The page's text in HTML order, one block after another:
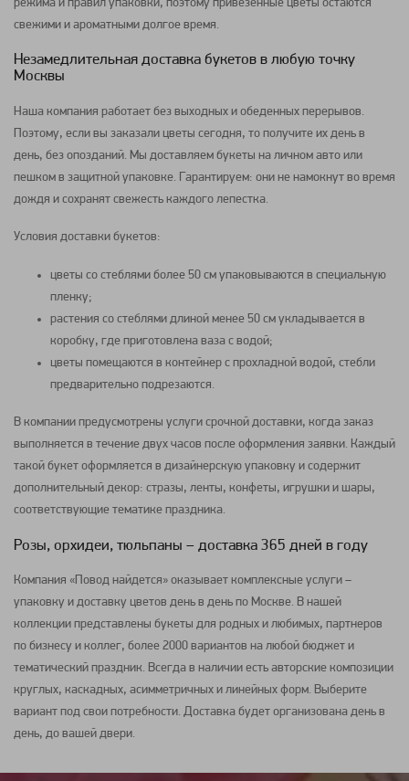
режима и правил упаковки, поэтому привезенные цветы остаются
свежими и ароматными долгое время.
Незамедлительная доставка букетов в любую точку
Москвы
Наша компания работает без выходных и обеденных перерывов.
Поэтому, если вы заказали цветы сегодня, то получите их день в
день, без опозданий. Мы доставляем букеты на личном авто или
пешком в защитной упаковке. Гарантируем: они не намокнут во время
дождя и сохранят свежесть каждого лепестка.
Условия доставки букетов:
цветы со стеблями более 50 см упаковываются в специальную
пленку;
растения со стеблями длиной менее 50 см укладывается в
коробку, где приготовлена ваза с водой;
цветы помещаются в контейнер с прохладной водой, стебли
предварительно подрезаются.
В компании предусмотрены услуги срочной доставки, когда заказ
выполняется в течение двух часов после оформления заявки. Каждый
такой букет оформляется в дизайнерскую упаковку и содержит
дополнительный декор: стразы, ленты, конфеты, игрушки и шары,
соответствующие тематике праздника.
Розы, орхидеи, тюльпаны – доставка 365 дней в году
Компания «Повод найдется» оказывает комплексные услуги –
упаковку и доставку цветов день в день по Москве. В нашей
коллекции представлены букеты для родных и любимых, партнеров
по бизнесу и коллег, более 2000 вариантов на любой бюджет и
тематический праздник. Всегда в наличии есть авторские композиции
круглых, каскадных, асимметричных и линейных форм. Выберите
вариант под свои потребности. Доставка будет организована день в
день, до вашей двери.